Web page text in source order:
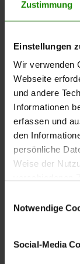
Zustimmung
Einstellungen
Wir verwenden
Webseite
und andere
Informationen
erfassen und
den
persönliche
Weise der
nutzen, indem
anonymisiert
Marketing
Werbung
Notwendige
Social-Media
Interliving
Preise inkl. MwSt.
nicht
Interliving
Regulärer
299,00 €
Preise inkl. MwSt.
Regulärer
619,00 €